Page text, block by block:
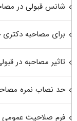
شانس قبولی در
برای مصاحبه دکتری
تاثیر مصاحبه در
حد نصاب نمره
فرم صلاحیت عمومی